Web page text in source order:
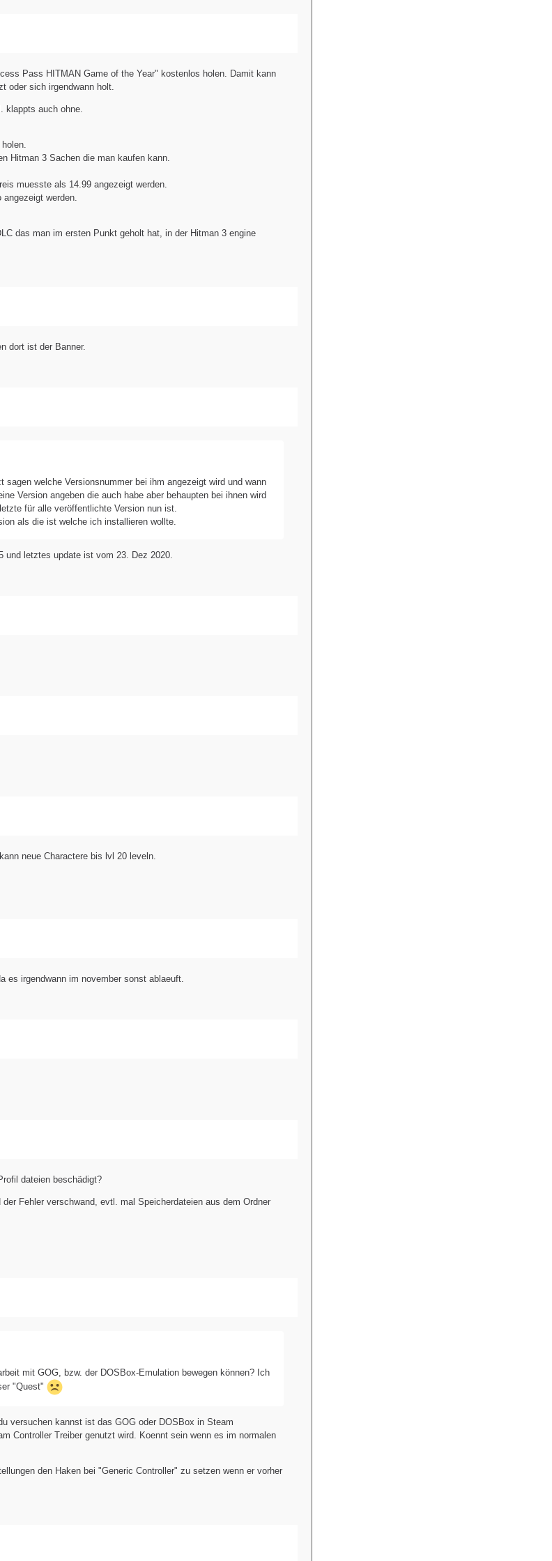
Pass HITMAN Game of the Year" kostenlos holen. Damit kann
oder sich irgendwann holt.
klappts auch ohne.
Hitman 3 Sachen die man kaufen kann.
muesste als 14.99 angezeigt werden.
werden.
das man im ersten Punkt geholt hat, in der Hitman 3 engine
dort ist der Banner.
welche Versionsnummer bei ihm angezeigt wird und wann
Version angeben die auch habe aber behaupten bei ihnen wird
für alle veröffentlichte Version nun ist.
als die ist welche ich installieren wollte.
und letztes update ist vom 23. Dez 2020.
neue Charactere bis lvl 20 leveln.
es irgendwann im november sonst ablaeuft.
dateien beschädigt?
Fehler verschwand, evtl. mal Speicherdateien aus dem Ordner
mit GOG, bzw. der DOSBox-Emulation bewegen können? Ich
"Quest"
versuchen kannst ist das GOG oder DOSBox in Steam
Controller Treiber genutzt wird. Koennt sein wenn es im normalen
den Haken bei "Generic Controller" zu setzen wenn er vorher